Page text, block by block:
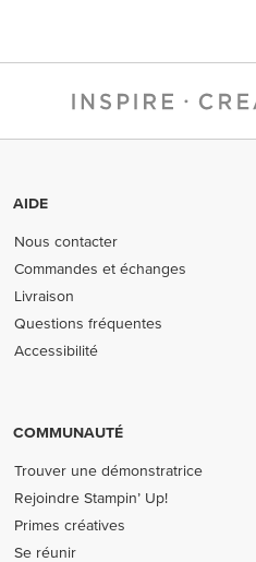
AIDE
Nous contacter
Commandes et échanges
Livraison
Questions fréquentes
Accessibilité
COMMUNAUTÉ
Trouver une démonstratrice
Rejoindre Stampin’ Up!
Primes créatives
Se réunir